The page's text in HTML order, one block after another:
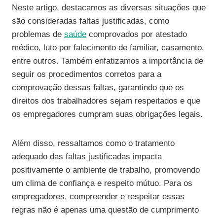
Neste artigo, destacamos as diversas situações que
são consideradas faltas justificadas, como
problemas de saúde comprovados por atestado
médico, luto por falecimento de familiar, casamento,
entre outros. Também enfatizamos a importância de
seguir os procedimentos corretos para a
comprovação dessas faltas, garantindo que os
direitos dos trabalhadores sejam respeitados e que
os empregadores cumpram suas obrigações legais.
Além disso, ressaltamos como o tratamento
adequado das faltas justificadas impacta
positivamente o ambiente de trabalho, promovendo
um clima de confiança e respeito mútuo. Para os
empregadores, compreender e respeitar essas
regras não é apenas uma questão de cumprimento